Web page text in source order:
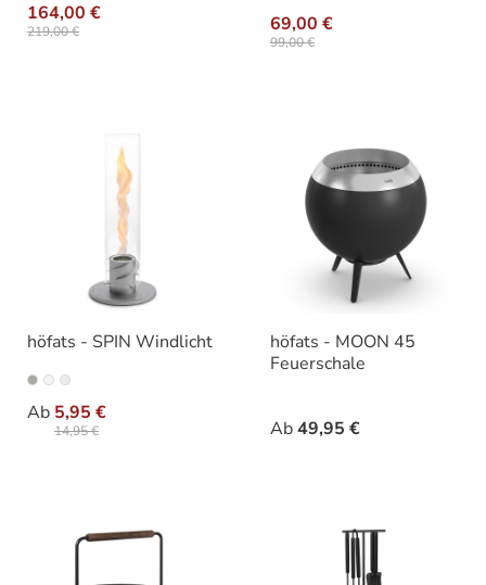
164,00 €
219,00 € 69,00 €
99,00 €
höfats - SPIN Windlicht
Ab 5,95 €
14,95 €
Variante
höfats - MOON 45
Feuerschale
Ab49,95 €